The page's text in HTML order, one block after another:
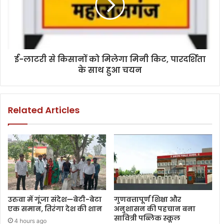
ई-लाटरी से किसानों को मिलेगा मिनी किट, पारदर्शिता
के साथ हुआ चयन
Related Articles
उरुवा में गूंजा संदेश—बेटी-बेटा
एक समान, तिरंगा देश की शान
4 hours ago
गुणवत्तापूर्ण शिक्षा और
अनुशासन की पहचान बना
सावित्री पब्लिक स्कूल